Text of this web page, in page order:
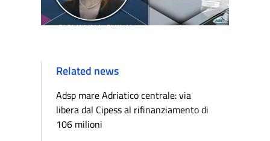
Related news
Adsp mare Adriatico centrale: via
libera dal Cipess al rifinanziamento di
106 milioni